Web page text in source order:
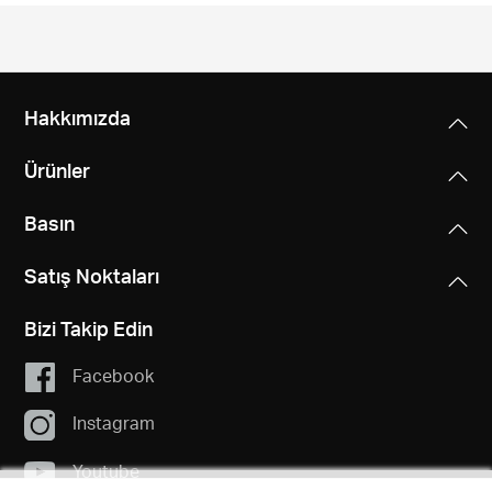
Hakkımızda
Ürünler
Basın
Satış Noktaları
Bizi Takip Edin
Facebook
Instagram
Youtube